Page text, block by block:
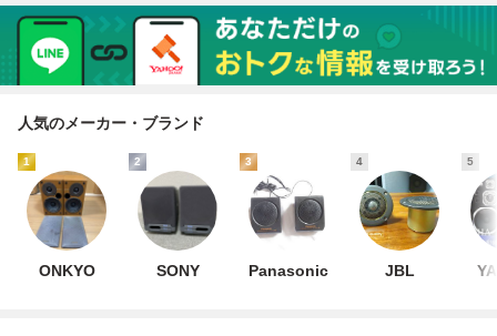
人気のメーカー・ブランド
1
ONKYO
2
SONY
3
Panasonic
4
JBL
5